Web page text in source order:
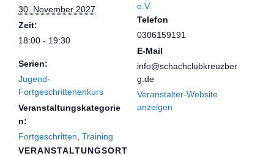
30. November 2027
Zeit:
18:00 - 19:30
Serien:
Jugend-
Fortgeschrittenenkurs
Veranstaltungskategorie
n:
Fortgeschritten Training
VERANSTALTUNGSORT
e.V.
Telefon
0306159191
E-Mail
info@schachclubkreuzber
g.de
Veranstalter-Website
anzeigen